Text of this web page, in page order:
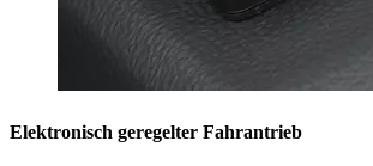
Elektronisch geregelter Fahrantrieb